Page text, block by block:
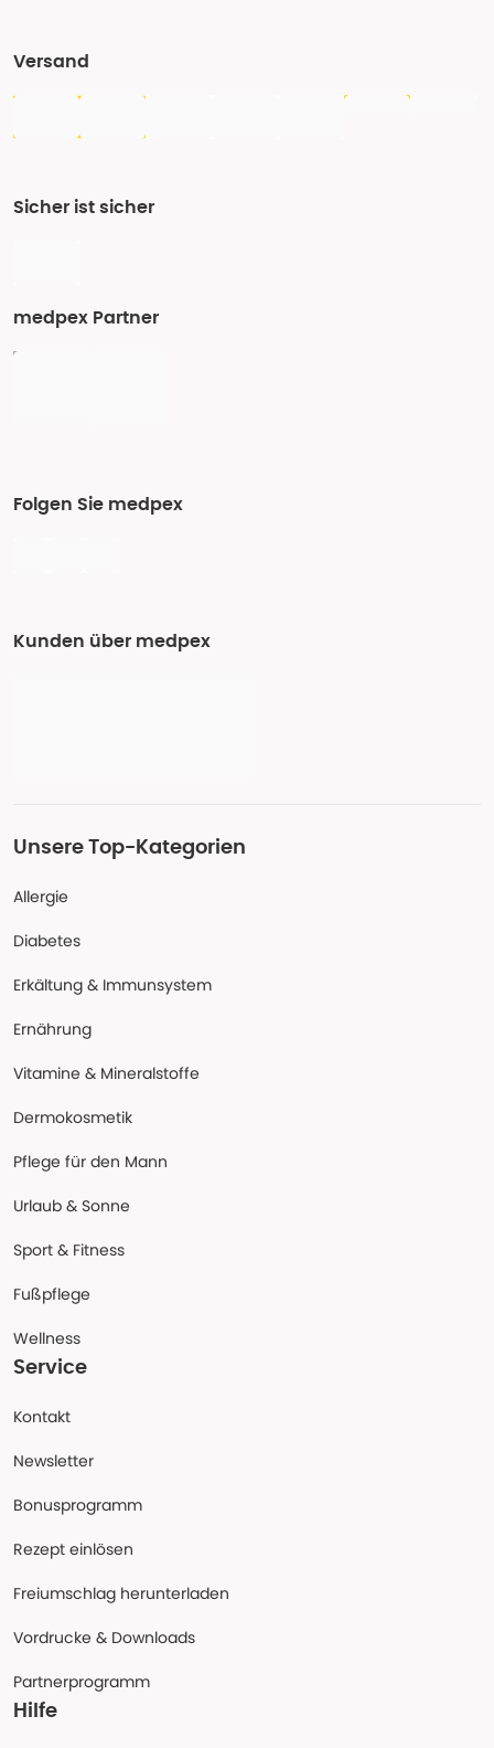
Versand
Sicher ist sicher
medpex Partner
Folgen Sie medpex
Kunden über medpex
Unsere Top-Kategorien
Allergie
Diabetes
Erkältung & Immunsystem
Ernährung
Vitamine & Mineralstoffe
Dermokosmetik
Pflege für den Mann
Urlaub & Sonne
Sport & Fitness
Fußpflege
Wellness
Service
Kontakt
Newsletter
Bonusprogramm
Rezept einlösen
Freiumschlag herunterladen
Vordrucke & Downloads
Partnerprogramm
Hilfe